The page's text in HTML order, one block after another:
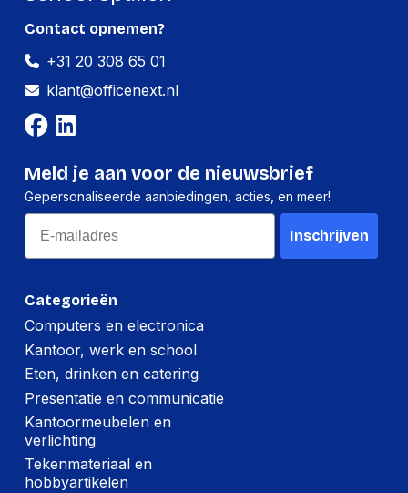
Verpakking
Per stuk
Breedte:
Hoogte:
20 millimeter
Lengte:
160 millimeter
Gewicht:
Hoeveelheid:
12 stuks
Breedte:
200 millimeter
Hoogte:
195 millimeter
Lengte:
Gewicht:
Categorieën
Computers en electronica
Kantoor, werk en school
Eten, drinken en catering
Presentatie en communicatie
Kantoormeubelen en
verlichting
Tekenmateriaal en
hobbyartikelen
Contact opnemen?
+31 20 308 65 01
klant@officenext.nl
Meld je aan voor de nieuwsbrief
Gepersonaliseerde aanbiedingen, acties, en meer!
Email
Inschrijven